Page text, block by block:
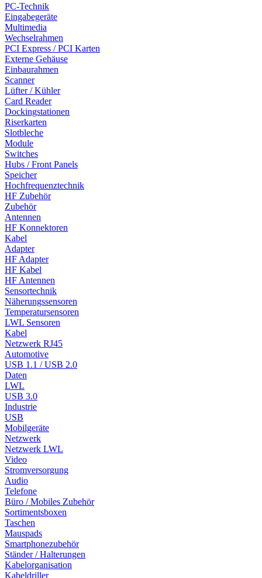
PC-Technik
Eingabegeräte
Multimedia
Wechselrahmen
PCI Express / PCI Karten
Externe Gehäuse
Einbaurahmen
Scanner
Lüfter / Kühler
Card Reader
Dockingstationen
Riserkarten
Slotbleche
Module
Switches
Hubs / Front Panels
Speicher
Hochfrequenztechnik
HF Zubehör
Zubehör
Antennen
HF Konnektoren
Kabel
Adapter
HF Adapter
HF Kabel
HF Antennen
Sensortechnik
Näherungssensoren
Temperatursensoren
LWL Sensoren
Kabel
Netzwerk RJ45
Automotive
USB 1.1 / USB 2.0
Daten
LWL
USB 3.0
Industrie
USB
Mobilgeräte
Netzwerk
Netzwerk LWL
Video
Stromversorgung
Audio
Telefone
Büro / Mobiles Zubehör
Sortimentsboxen
Taschen
Mauspads
Smartphonezubehör
Ständer / Halterungen
Kabelorganisation
Kabeldriller